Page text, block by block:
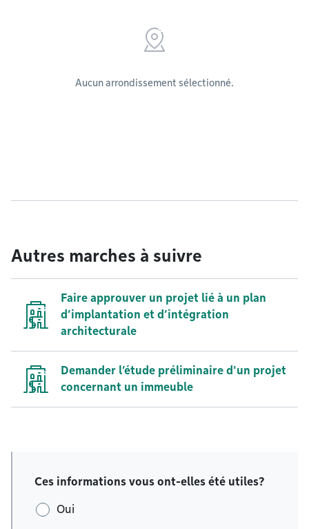
Aucun arrondissement sélectionné.
Autres marches à suivre
Faire approuver un projet lié à un plan
d’implantation et d’intégration
architecturale
Demander l’étude préliminaire d'un projet
concernant un immeuble
Ces informations vous ont-elles été utiles?
Oui